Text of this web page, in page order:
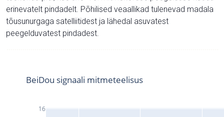
erinevatelt pindadelt. Põhilised veaallikad tulenevad madala
tõusunurgaga satelliitidest ja lähedal asuvatest
peegelduvatest pindadest.
16
BeiDou signaali mitmeteelisus